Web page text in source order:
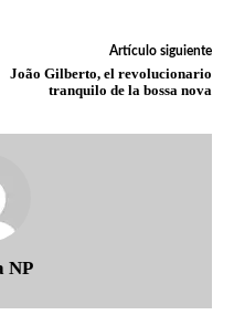
Artículo siguiente
João Gilberto, el revolucionario
tranquilo de la bossa nova
NP